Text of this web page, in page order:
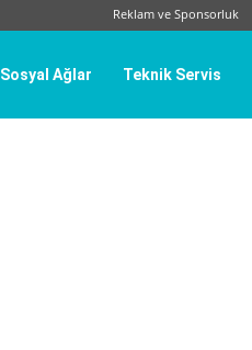
Reklam ve Sponsorluk
Sosyal Ağlar Teknik Servis